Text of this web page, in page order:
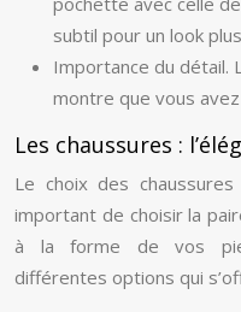
subtil pour un look
Importance du détail.
montre que vous
Les chaussures :
Le choix des
important de choisir la
à la forme de vos
différentes options qui